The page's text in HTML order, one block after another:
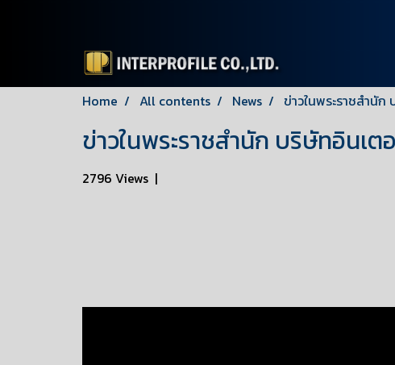
Home All contents News ข่าวในพระราชสำนั
ข่าวในพระราชสำนัก บริษัทอินเ
2796 Views |